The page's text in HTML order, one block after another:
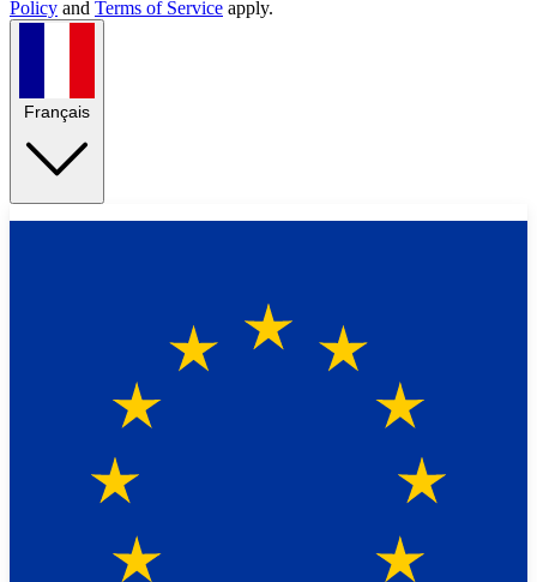
Policy and Terms of Service apply.
Français